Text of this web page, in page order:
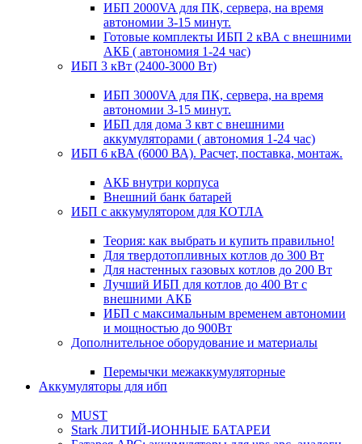
ИБП 2000VA для ПК, сервера, на время
автономии 3-15 минут.
Готовые комплекты ИБП 2 кВА с внешними
АКБ ( автономия 1-24 час)
ИБП 3 кВт (2400-3000 Вт)
ИБП 3000VA для ПК, сервера, на время
автономии 3-15 минут.
ИБП для дома 3 квт с внешними
аккумуляторами ( автономия 1-24 час)
ИБП 6 кВА (6000 ВА). Расчет, поставка, монтаж.
АКБ внутри корпуса
Внешний банк батарей
ИБП с аккумулятором для КОТЛА
Теория: как выбрать и купить правильно!
Для твердотопливных котлов до 300 Вт
Для настенных газовых котлов до 200 Вт
Лучший ИБП для котлов до 400 Вт с
внешними АКБ
ИБП с максимальным временем автономии
и мощностью до 900Вт
Дополнительное оборудование и материалы
Перемычки межаккумуляторные
Аккумуляторы для ибп
MUST
Stark ЛИТИЙ-ИОННЫЕ БАТАРЕИ